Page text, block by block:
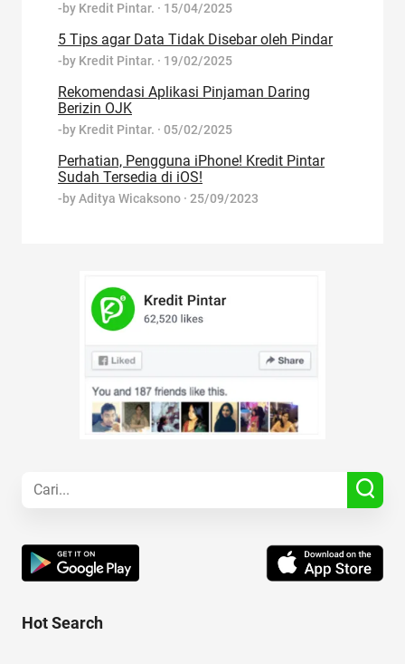
-by Kredit Pintar. · 15/04/2025
5 Tips agar Data Tidak Disebar oleh Pindar
-by Kredit Pintar. · 19/02/2025
Rekomendasi Aplikasi Pinjaman Daring
Berizin OJK
-by Kredit Pintar. · 05/02/2025
Perhatian, Pengguna iPhone! Kredit Pintar
Sudah Tersedia di iOS!
-byAditya Wicaksono · 25/09/2023
Hot Search